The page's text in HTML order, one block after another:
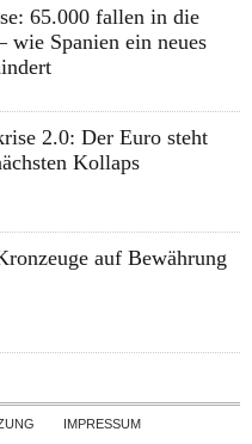
65.000 fallen in die
wie Spanien ein neues
2.0: Der Euro steht
Kollaps
auf Bewährung
to contentIMPRESSUM